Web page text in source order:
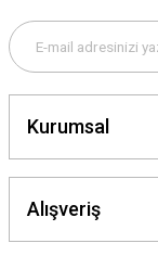
Kurumsal
Alışveriş